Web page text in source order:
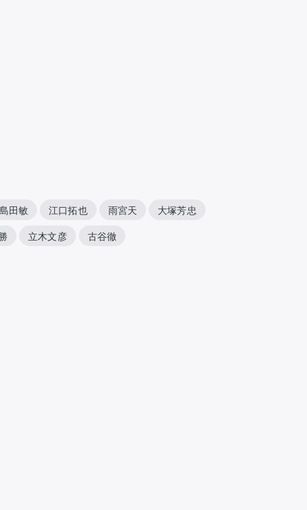
田敏 江口拓也 雨宮天 大塚芳忠
立木文彦 古谷徹